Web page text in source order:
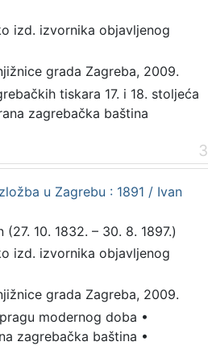
izd. izvornika objavljenog
grada Zagreba, 2009.
tiskara 17. i 18. stoljeća
zagrebačka baština
3
u Zagrebu : 1891 / Ivan
(27. 10. 1832. – 30. 8. 1897.)
izd. izvornika objavljenog
grada Zagreba, 2009.
modernog doba •
zagrebačka baština •